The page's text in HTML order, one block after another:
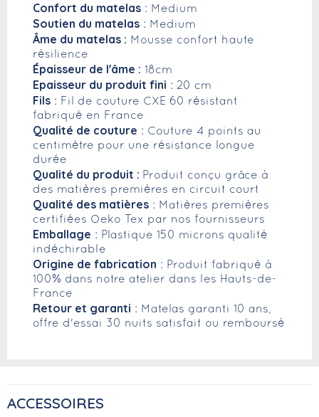
Confort du matelas : Medium
Soutien du matelas : Medium
Âme du matelas : Mousse confort haute
résilience
Épaisseur de l'âme : 18cm
Epaisseur du produit fini : 20 cm
Fils : Fil de couture CXE 60 résistant
fabriqué en France
Qualité de couture : Couture 4 points au
centimètre pour une résistance longue
durée
Qualité du produit : Produit conçu grâce à
des matières premières en circuit court
Qualité des matières : Matières premières
certifiées Oeko Tex par nos fournisseurs
Emballage : Plastique 150 microns qualité
indéchirable
Origine de fabrication : Produit fabriqué à
100% dans notre atelier dans les Hauts-de-
France
Retour et garanti : Matelas garanti 10 ans,
offre d'essai 30 nuits satisfait ou remboursé
ACCESSOIRES